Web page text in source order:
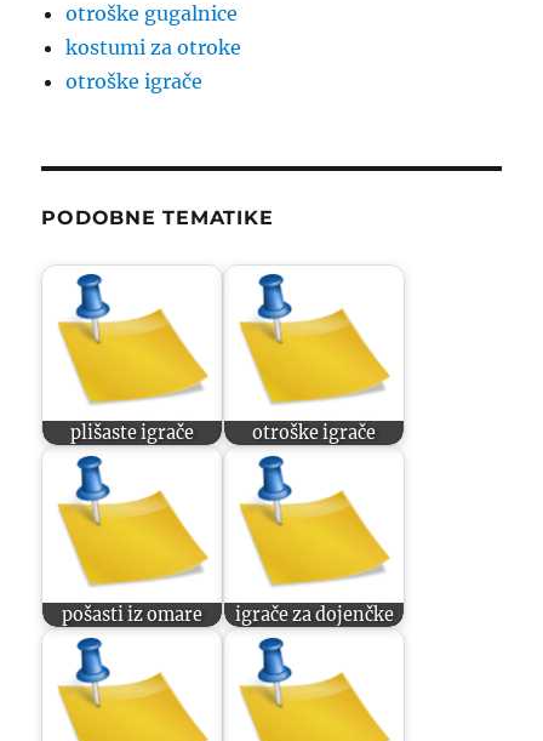
otroške gugalnice
kostumi za otroke
otroške igrače
PODOBNE TEMATIKE
plišaste igrače otroške igrače
pošasti iz omare igrače za dojenčke